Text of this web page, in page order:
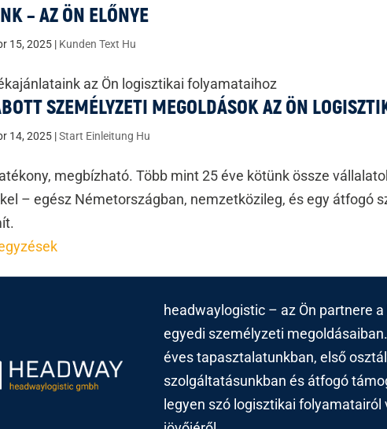
– AZ ÖN ELŐNYE
15, 2025 | Kunden Text Hu
az Ön logisztikai folyamataihoz
SZEMÉLYZETI MEGOLDÁSOK AZ ÖN
14, 2025 |Start Einleitung Hu
megbízható. Több mint 25 éve kötünk össze
– egész Németországban, nemzetközileg, és egy átfogó
headwaylogistic – az Ön partnere
egyedi személyzeti
éves tapasztalatunkban, első
szolgáltatásunkban és átfogó
legyen szó logisztikai folyamatairól